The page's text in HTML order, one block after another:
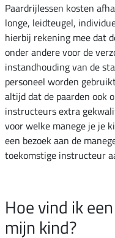
Paardrijlessen kosten
longe, leidteugel,
hierbij rekening mee dat
onder andere voor de
instandhouding van de
personeel worden
altijd dat de paarden ook
instructeurs extra
voor welke manege je je
een bezoek aan de
toekomstige instructeur
Hoe vind ik
mijn kind?